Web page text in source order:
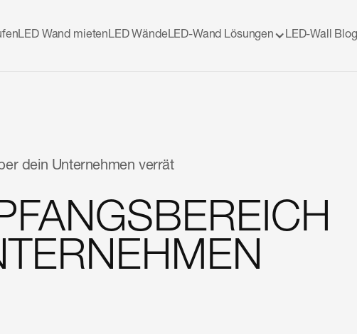
LED Wand mietenLED WändeLED-Wand Lösungen LED-Wall Blog
dein Unternehmen verrät